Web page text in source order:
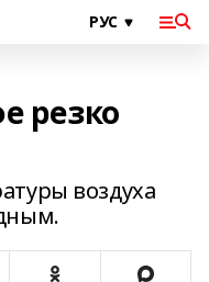
резко
воздуха